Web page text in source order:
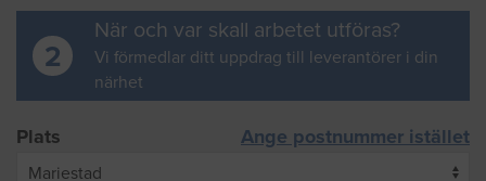
2
När och var skall arbetet utföras?
Vi förmedlar ditt uppdrag till leverantörer i din
närhet
Plats Ange postnummer istället